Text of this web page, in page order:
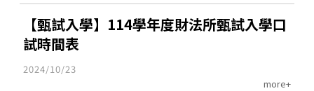
【甄試入學】114學年度財法所甄試入學口
試時間表
2024/10/23
more+